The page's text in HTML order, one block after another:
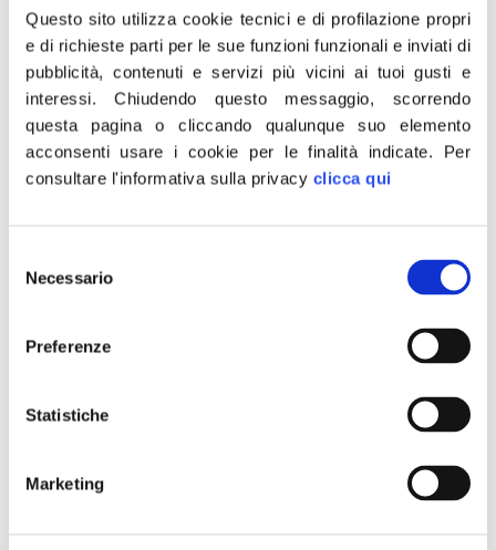
Questo sito utilizza cookie tecnici e di profilazione propri
e di richieste parti per le sue funzioni funzionali e inviati di
pubblicità, contenuti e servizi più vicini ai tuoi gusti e
interessi.Chiudendo questo messaggio, scorrendo
questa pagina o cliccando qualunque suo elemento
acconsenti usare i cookie per le finalità indicate. Per
consultare l'informativa sulla privacy clicca qui
delNecessario
Preferenze
Statistiche
Marketing
istanze per accedere ai finanziamenti, è la prova del
fallimento del Governo dei finti migliori nella gestione
dei fondi del Pnrr al primo banco di prova. Un segnale
allarmante sul quale ho incalzato il ministro Elena
Bonetti nel corso dell’audizione presso […]
Covid, Meloni: errori
Draghi abbia coraggio di
ammettere fallimento